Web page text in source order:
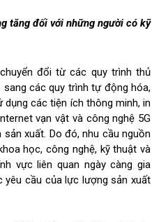
tăng đối với những người có kỹ
đổi từ các quy trình thủ
các quy trình tự động hóa,
các tiện ích thông minh, in
vạn vật và công nghệ 5G
xuất. Do đó, nhu cầu nguồn
học, công nghệ, kỹ thuật và
vực liên quan ngày càng gia
cầu của lực lượng sản xuất